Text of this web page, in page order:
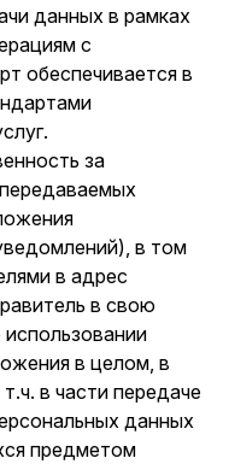
данных в рамках
с
обеспечивается в
за
в том
в адрес
в свою
в целом, в
в части передаче
данных
предметом